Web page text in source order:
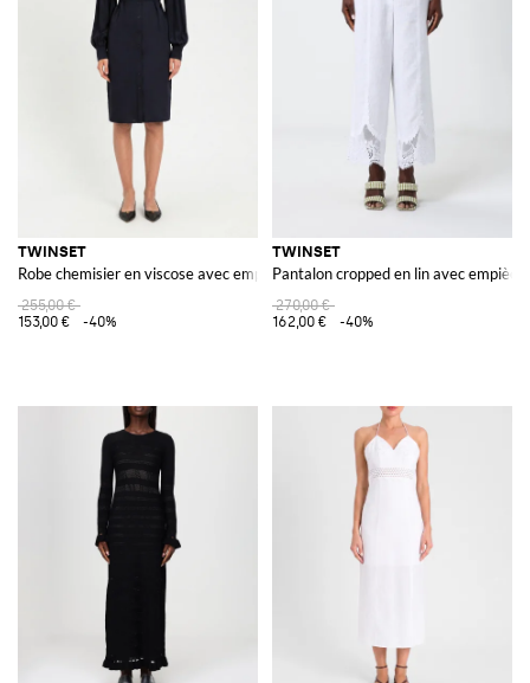
TWINSET
Robe chemisier en viscose avec empiècements en dentelle
255,00 €
153,00 €
-40%
TWINSET
Pantalon cropped en lin avec
270,00 €
162,00 €
-40%